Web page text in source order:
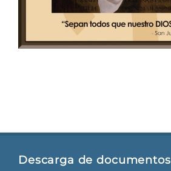
Descarga de documentos